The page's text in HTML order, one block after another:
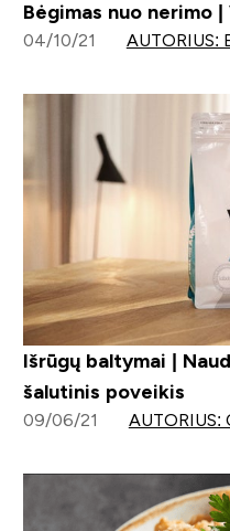
Bėgimas nuo nerimo
04/10/21 AUTORIUS:
Išrūgų baltymai |
šalutinis poveikis
09/06/21 AUTORIUS: